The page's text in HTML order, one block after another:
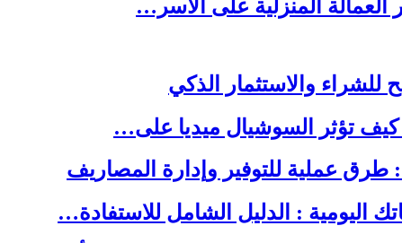
العمالة المنزلية على الأسر…